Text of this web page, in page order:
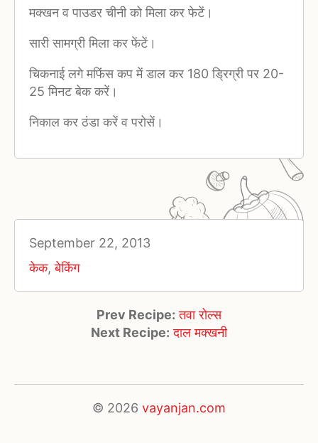
मक्खन व पाउडर चीनी को मिला कर फेटें।
सारी सामग्री मिला कर फेंटें।
चिकनाई लगे मफिंस कप में डाल कर 180 ड्रिग्री पर 20-
25 मिनट बेक करें।
निकाल कर ठंडा करें व परोसें।
September 22, 2013
केक,बेकिंग
Prev Recipe: तवा रोल्स
Next Recipe: दाल मक्खनी
© 2026 vayanjan.com